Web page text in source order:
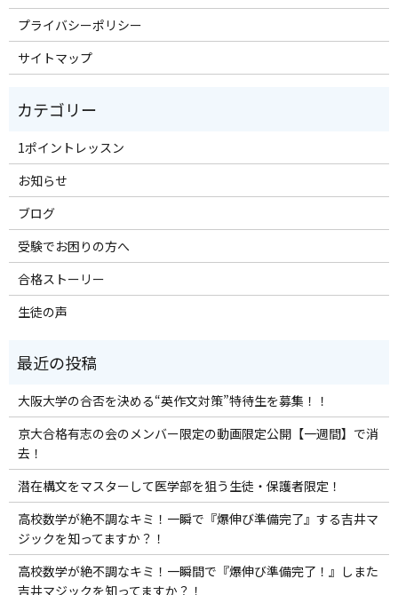
プライバシーポリシー
サイトマップ
1ポイントレッスン
お知らせ
ブログ
受験でお困りの方へ
合格ストーリー
生徒の声
大阪大学の合否を決める“英作文対策”特待生を募集！！
京大合格有志の会のメンバー限定の動画限定公開【一週間】で消
去！
潜在構文をマスターして医学部を狙う生徒・保護者限定！
高校数学が絶不調なキミ！一瞬で『爆伸び準備完了』する吉井マ
ジックを知ってますか？！
高校数学が絶不調なキミ！一瞬間で『爆伸び準備完了！』しまた
吉井マジックを知ってますか？！